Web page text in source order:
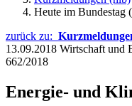
Heute im Bundestag
zurück zu:
13.09.2018 Wirtschaft
662/2018
Energie- und